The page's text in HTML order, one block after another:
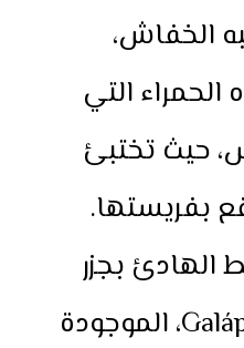
الخفاش،
التي
حيث تختبئ
بفريستها.
بجزر
غالاباغوس Galápagos، الموجودة